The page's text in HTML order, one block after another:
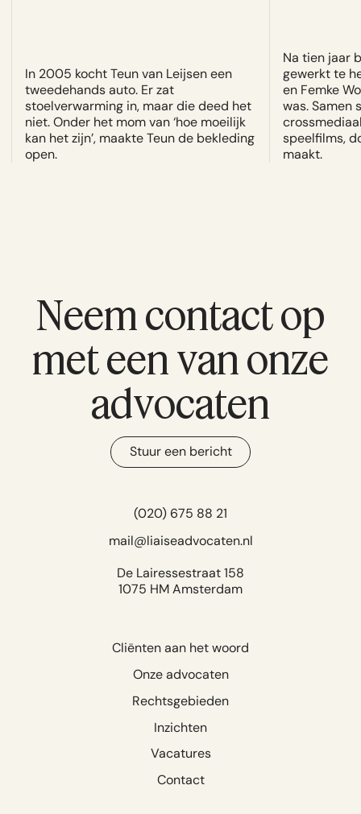
In 2005 kocht Teun van Leijsen een
tweedehands auto. Er zat
stoelverwarming in, maar die deed het
niet. Onder het mom van ‘hoe moeilijk
kan het zijn’, maakte Teun de bekleding
open.
Na tien jaar
gewerkt te
en Femke
was. Samen
speelfilms,
maakt.
Neem contact op
met een van onze
advocaten
Stuur een bericht
(020) 675 88 21
mail@liaiseadvocaten.nl
De Lairessestraat 158
1075 HM Amsterdam
Cliënten aan het woord
Onze advocaten
Rechtsgebieden
Inzichten
Vacatures
Contact